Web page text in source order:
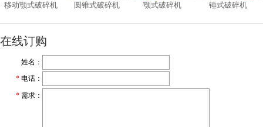
移动颚式破碎机 圆锥式破碎机 颚式破碎机 锤式破碎机